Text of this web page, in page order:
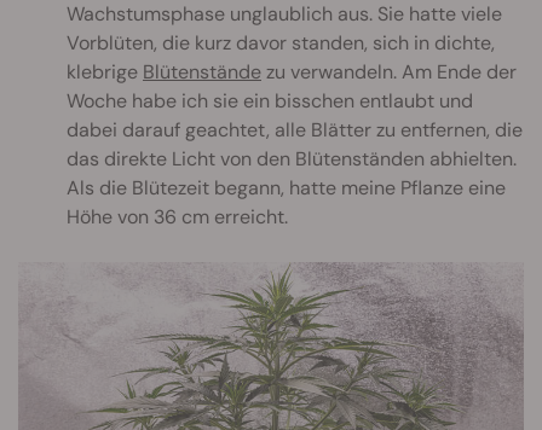
Wachstumsphase unglaublich aus. Sie hatte viele
Vorblüten, die kurz davor standen, sich in dichte,
klebrige Blütenständezu verwandeln. Am Ende der
Woche habe ich sie ein bisschen entlaubt und
dabei darauf geachtet, alle Blätter zu entfernen, die
das direkte Licht von den Blütenständen abhielten.
Als die Blütezeit begann, hatte meine Pflanze eine
Höhe von 36 cm erreicht.